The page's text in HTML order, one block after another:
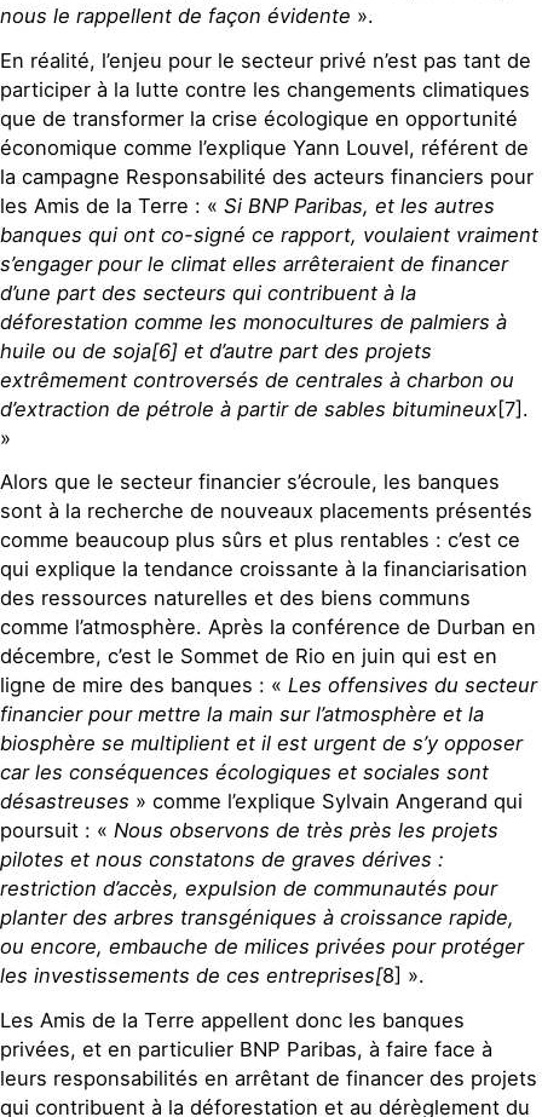
nous le rappellent de façon évidente ».
En réalité, l’enjeu pour le secteur privé n’est pas tant de
participer à la lutte contre les changements climatiques
que de transformer la crise écologique en opportunité
économique comme l’explique Yann Louvel, référent de
la campagne Responsabilité des acteurs financiers pour
les Amis de la Terre : « Si BNP Paribas, et les autres
banques qui ont co-signé ce rapport, voulaient vraiment
s’engager pour le climat elles arrêteraient de financer
d’une part des secteurs qui contribuent à la
déforestation comme les monocultures de palmiers à
huile ou de soja[6] et d’autre part des projets
extrêmement controversés de centrales à charbon ou
d’extraction de pétrole à partir de sables bitumineux[7].
»
Alors que le secteur financier s’écroule, les banques
sont à la recherche de nouveaux placements présentés
comme beaucoup plus sûrs et plus rentables : c’est ce
qui explique la tendance croissante à la financiarisation
des ressources naturelles et des biens communs
comme l’atmosphère. Après la conférence de Durban en
décembre, c’est le Sommet de Rio en juin qui est en
ligne de mire des banques : « Les offensives du secteur
financier pour mettre la main sur l’atmosphère et la
biosphère se multiplient et il est urgent de s’y opposer
car les conséquences écologiques et sociales sont
désastreuses » comme l’explique Sylvain Angerand qui
poursuit : « Nous observons de très près les projets
pilotes et nous constatons de graves dérives :
restriction d’accès, expulsion de communautés pour
planter des arbres transgéniques à croissance rapide,
ou encore, embauche de milices privées pour protéger
les investissements de ces entreprises[8] ».
Les Amis de la Terre appellent donc les banques
privées, et en particulier BNP Paribas, à faire face à
leurs responsabilités en arrêtant de financer des projets
qui contribuent à la déforestation et au dérèglement du